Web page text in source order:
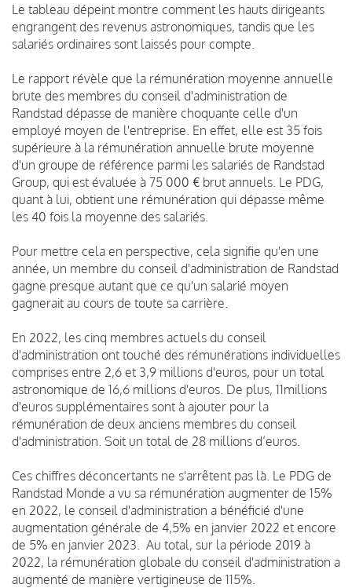
Le tableau dépeint montre comment les hauts dirigeants
engrangent des revenus astronomiques, tandis que les
salariés ordinaires sont laissés pour compte.
Le rapport révèle que la rémunération moyenne annuelle
brute des membres du conseil d'administration de
Randstad dépasse de manière choquante celle d'un
employé moyen de l'entreprise. En effet, elle est 35 fois
supérieure à la rémunération annuelle brute moyenne
d'un groupe de référence parmi les salariés de Randstad
Group, qui est évaluée à 75 000 € brut annuels. Le PDG,
quant à lui, obtient une rémunération qui dépasse même
les 40 fois la moyenne des salariés.
Pour mettre cela en perspective, cela signifie qu'en une
année, un membre du conseil d'administration de Randstad
gagne presque autant que ce qu'un salarié moyen
gagnerait au cours de toute sa carrière.
En 2022, les cinq membres actuels du conseil
d'administration ont touché des rémunérations individuelles
comprises entre 2,6 et 3,9 millions d'euros, pour un total
astronomique de 16,6 millions d'euros. De plus, 11millions
d'euros supplémentaires sont à ajouter pour la
rémunération de deux anciens membres du conseil
d'administration. Soit un total de 28 millions d’euros.
Ces chiffres déconcertants ne s'arrêtent pas là. Le PDG de
Randstad Monde a vu sa rémunération augmenter de 15%
en 2022, le conseil d'administration a bénéficié d'une
augmentation générale de 4,5% en janvier 2022 et encore
de 5% en janvier 2023. Au total, sur la période 2019 à
2022, la rémunération globale du conseil d'administration a
augmenté de manière vertigineuse de 115%.